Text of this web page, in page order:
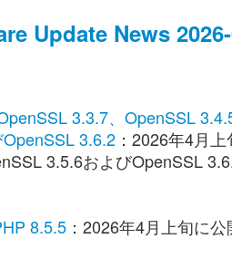
Update News
3.3.7、OpenSSL
3.6.2 ：2026年4月
3.5.6およびOpenSSL
8.5.5 ：2026年4月上旬に